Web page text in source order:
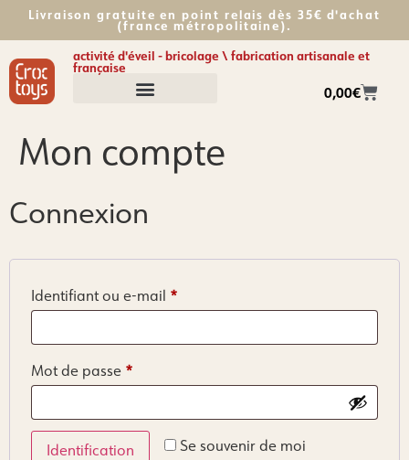
Livraison gratuite en point relais dès 35€ d'achat
(france métropolitaine).​
activité d'éveil - bricolage \ fabrication artisanale et
française
0,00€
Mon compte
Connexion
Identifiant ou e-mail *
Mot de passe *
Se souvenir de moi
Identification